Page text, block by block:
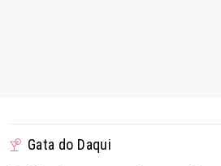
Gata do Daqui